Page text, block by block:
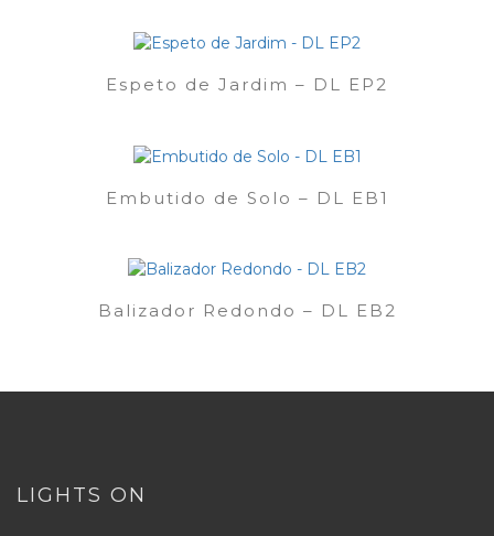
Espeto de Jardim – DL EP2
Embutido de Solo – DL EB1
Balizador Redondo – DL EB2
LIGHTS ON